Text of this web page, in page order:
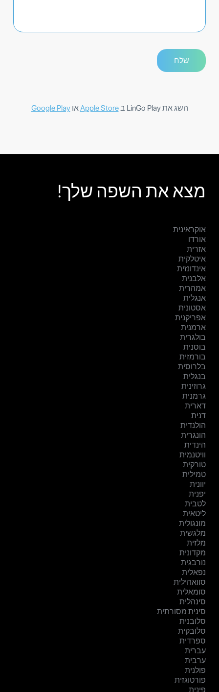
השג את LinGo Play ב Apple StoreאוGoogle Play
מצא את השפה שלך!
אוקראינית
אורדו
אזרית
איטלקית
אינדונזית
אלבנית
אמהרית
אנגלית
אסטונית
אפריקנית
ארמנית
בולגרית
בוסנית
בורמזית
בלרוסית
בנגלית
גרוזינית
גרמנית
דארית
דנית
הולנדית
הונגרית
הינדית
וויטנמית
טורקית
טמילית
יוונית
יפנית
לטבית
ליטאית
מונגולית
מלגשית
מלזית
מקדונית
נורבגית
נפאלית
סוואהילית
סומאלית
סינהלית
סינית מסורתית
סלובנית
סלובקית
ספרדית
עברית
ערבית
פולנית
פורטוגזית
פינית